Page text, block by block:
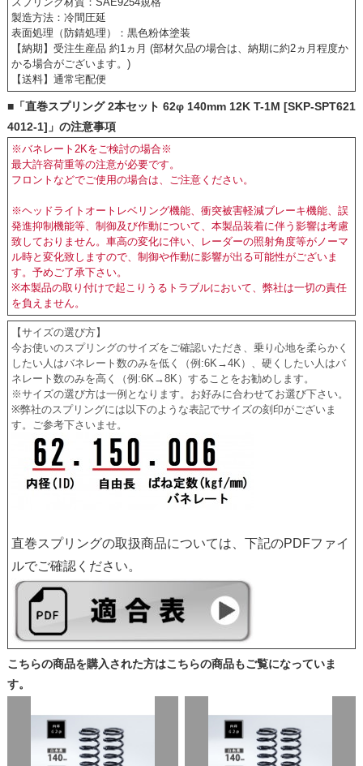
製造方法：冷間圧延
表面処理（防錆処理）：黒色粉体塗装
【納期】受注生産品 約1ヵ月 (部材欠品の場合は、納期に約2ヵ月程度か
かる場合がございます。)
【送料】通常宅配便
■「直巻スプリング 2本セット 62φ 140mm 12K T-1M [SKP-SPT621
4012-1]」の注意事項
※バネレート2Kをご検討の場合※
最大許容荷重等の注意が必要です。
フロントなどでご使用の場合は、ご注意ください。
※ヘッドライトオートレベリング機能、衝突被害軽減ブレーキ機能、誤
発進抑制機能等、制御及び作動について、本製品装着に伴う影響は考慮
致しておりません。車高の変化に伴い、レーダーの照射角度等がノーマ
ル時と変化致しますので、制御や作動に影響が出る可能性がございま
す。予めご了承下さい。
※本製品の取り付けで起こりうるトラブルにおいて、弊社は一切の責任
を負えません。
【サイズの選び方】
今お使いのスプリングのサイズをご確認いただき、乗り心地を柔らかく
したい人はバネレート数のみを低く（例:6K→4K）、硬くしたい人はバ
ネレート数のみを高く（例:6K→8K）することをお勧めします。
※サイズの選び方は一例となります。お好みに合わせてお選び下さい。
※弊社のスプリングには以下のような表記でサイズの刻印がございま
す。ご参考下さいませ。
直巻スプリングの取扱商品については、下記のPDFファイ
ルでご確認ください。
こちらの商品を購入された方はこちらの商品もご覧になっていま
す。